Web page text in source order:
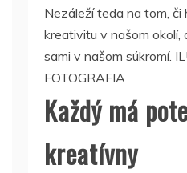
Nezáleží teda na tom, či
kreativitu v našom okolí,
sami v našom súkromí.
FOTOGRAFIA
Každý má
kreatívny